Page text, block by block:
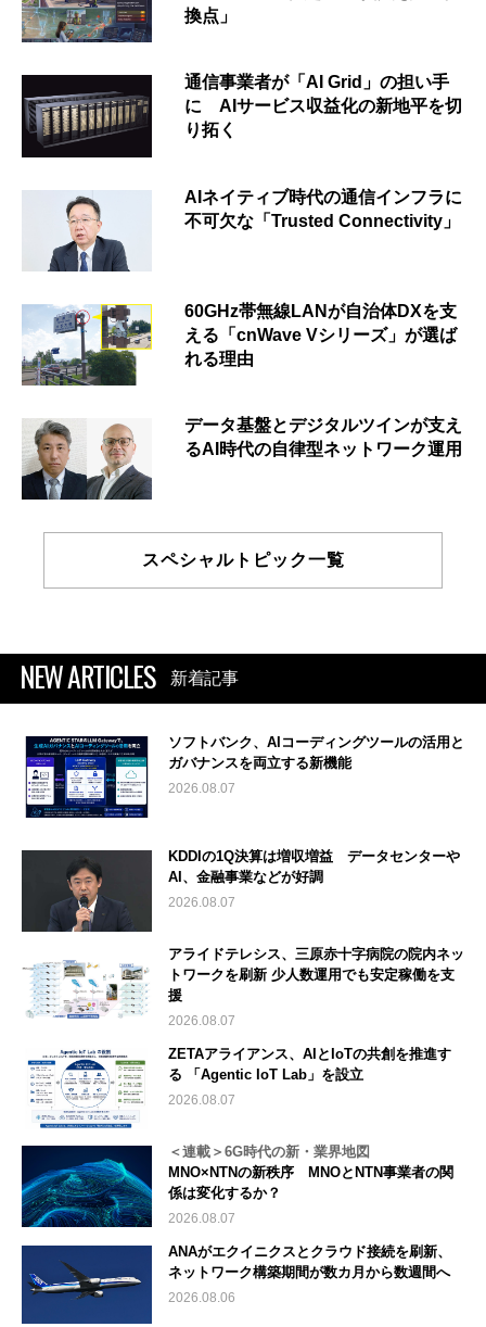
換点」
通信事業者が「AI Grid」の担い手
に AIサービス収益化の新地平を切
り拓く
AIネイティブ時代の通信インフラに
不可欠な「Trusted Connectivity」
60GHz帯無線LANが自治体DXを支
える「cnWave Vシリーズ」が選ば
れる理由
データ基盤とデジタルツインが支え
るAI時代の自律型ネットワーク運用
スペシャルトピック一覧
NEW ARTICLES 新着記事
ソフトバンク、AIコーディングツールの活用と
ガバナンスを両立する新機能
2026.08.07
KDDIの1Q決算は増収増益 データセンターや
AI、金融事業などが好調
2026.08.07
アライドテレシス、三原赤十字病院の院内ネッ
トワークを刷新 少人数運用でも安定稼働を支
援
2026.08.07
ZETAアライアンス、AIとIoTの共創を推進す
る 「Agentic IoT Lab」を設立
2026.08.07
＜連載＞6G時代の新・業界地図
MNO×NTNの新秩序 MNOとNTN事業者の関
係は変化するか？
2026.08.07
ANAがエクイニクスとクラウド接続を刷新、
ネットワーク構築期間が数カ月から数週間へ
2026.08.06